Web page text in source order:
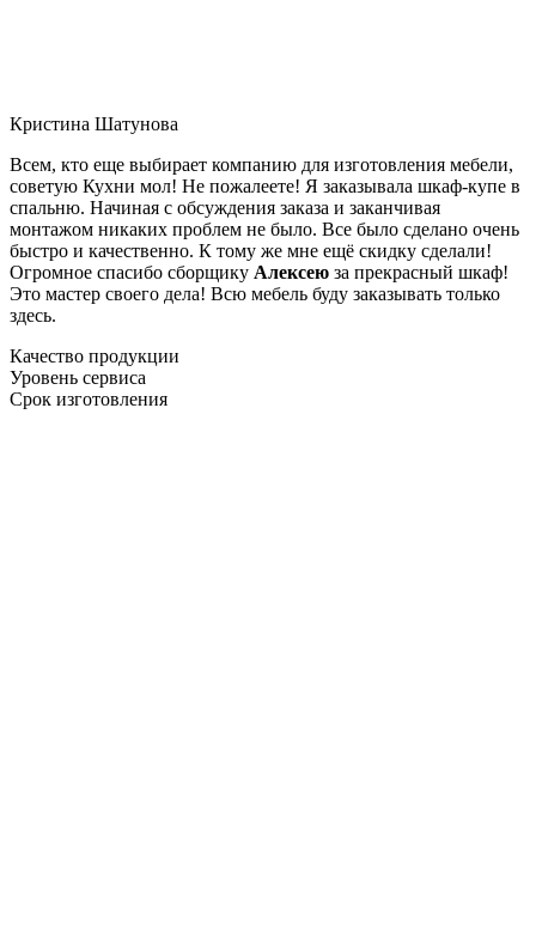
Кристина Шатунова
Всем, кто еще выбирает компанию для изготовления мебели,
советую Кухни мол! Не пожалеете! Я заказывала шкаф-купе в
спальню. Начиная с обсуждения заказа и заканчивая
монтажом никаких проблем не было. Все было сделано очень
быстро и качественно. К тому же мне ещё скидку сделали!
Огромное спасибо сборщику Алексею за прекрасный шкаф!
Это мастер своего дела! Всю мебель буду заказывать только
здесь.
Качество продукции
Уровень сервиса
Срок изготовления